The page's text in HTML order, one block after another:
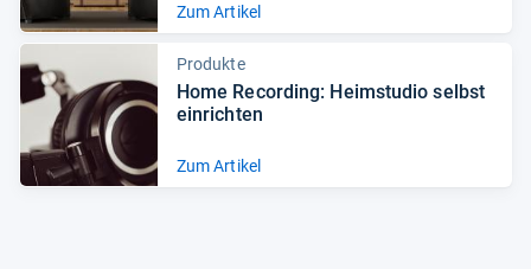
Zum Artikel
Produkte
Home Recor­ding: Heim­stu­dio selbst
ein­rich­ten
Zum Artikel